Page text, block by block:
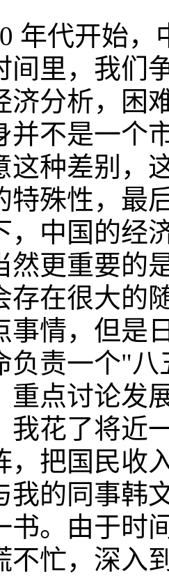
年代开始
间里，我们
济分析，困
并不是一个
这种差别，
特殊性，最
，中国的经
然更重要的
存在很大的
事情，但是
负责一个"
重点讨论发
我花了将近
，把国民收
我的同事韩
书。由于时
不忙，深入